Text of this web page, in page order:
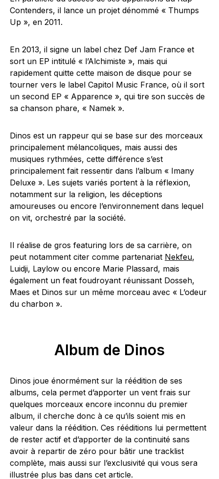
Contenders, il lance un projet dénommé « Thumps
Up », en 2011.
En 2013, il signe un label chez Def Jam France et
sort un EP intitulé « l’Alchimiste », mais qui
rapidement quitte cette maison de disque pour se
tourner vers le label Capitol Music France, où il sort
un second EP « Apparence », qui tire son succès de
sa chanson phare, « Namek ».
Dinos est un rappeur qui se base sur des morceaux
principalement mélancoliques, mais aussi des
musiques rythmées, cette différence s’est
principalement fait ressentir dans l’album « Imany
Deluxe ». Les sujets variés portent à la réflexion,
notamment sur la religion, les déceptions
amoureuses ou encore l’environnement dans lequel
on vit, orchestré par la société.
Il réalise de gros featuring lors de sa carrière, on
peut notamment citer comme partenariat Nekfeu,
Luidji, Laylow ou encore Marie Plassard, mais
également un feat foudroyant réunissant Dosseh,
Maes et Dinos sur un même morceau avec « L’odeur
du charbon ».
Album de Dinos
Dinos joue énormément sur la réédition de ses
albums, cela permet d’apporter un vent frais sur
quelques morceaux encore inconnu du premier
album, il cherche donc à ce qu’ils soient mis en
valeur dans la réédition. Ces rééditions lui permettent
de rester actif et d’apporter de la continuité sans
avoir à repartir de zéro pour bâtir une tracklist
complète, mais aussi sur l’exclusivité qui vous sera
illustrée plus bas dans cet article.